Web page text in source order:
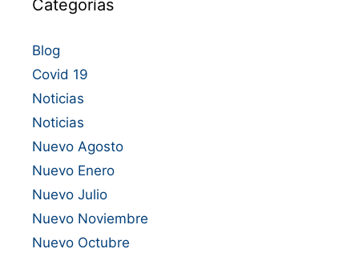
Categorías
Blog
Covid 19
Noticias
Noticias
Nuevo Agosto
Nuevo Enero
Nuevo Julio
Nuevo Noviembre
Nuevo Octubre